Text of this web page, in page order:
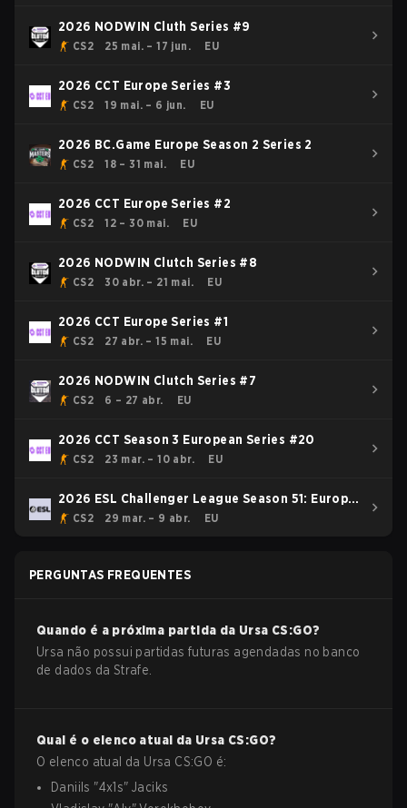
2026 NODWIN Cluth Series #9
CS2 25 mai. – 17 jun. EU
2026 CCT Europe Series #3
CS2 19 mai. – 6 jun. EU
2026 BC.Game Europe Season 2 Series 2
CS2 18 – 31 mai. EU
2026 CCT Europe Series #2
CS2 12 – 30 mai. EU
2026 NODWIN Clutch Series #8
CS2 30 abr. – 21 mai. EU
2026 CCT Europe Series #1
CS2 27 abr. – 15 mai. EU
2026 NODWIN Clutch Series #7
CS2 6 – 27 abr. EU
2026 CCT Season 3 European Series #20
CS2 23 mar. – 10 abr. EU
2026 ESL Challenger League Season 51: Europe
- Cup #3
CS2 29 mar. – 9 abr. EU
PERGUNTAS FREQUENTES
Quando é a próxima partida da Ursa CS:GO?
Ursa não possui partidas futuras agendadas no banco
de dados da Strafe.
Qual é o elenco atual da Ursa CS:GO?
O elenco atual da Ursa CS:GO é:
Daniils "4x1s"Jaciks